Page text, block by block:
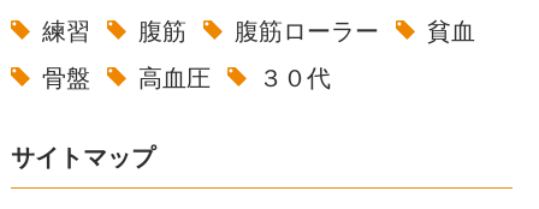
練習
腹筋 腹筋ローラー
貧血
骨盤
高血圧 ３０代
サイトマップ